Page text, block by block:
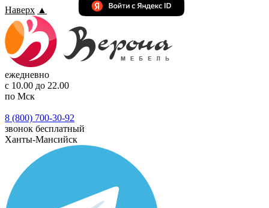
Наверх ▲
ежедневно
с 10.00 до 22.00
по Мск
8 (800) 700-30-92
звонок бесплатный
Ханты-Мансийск